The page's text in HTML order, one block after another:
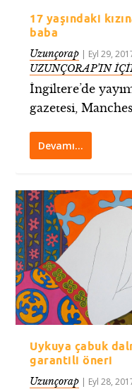
17 yaşındaki
baba
Uzunçorap | Eyl 29,
UZUNÇORAP’IN
İngiltere’de
gazetesi,
Devamı…
Uykuya çabuk
garantili öneri
Uzunçorap | Eyl 28,